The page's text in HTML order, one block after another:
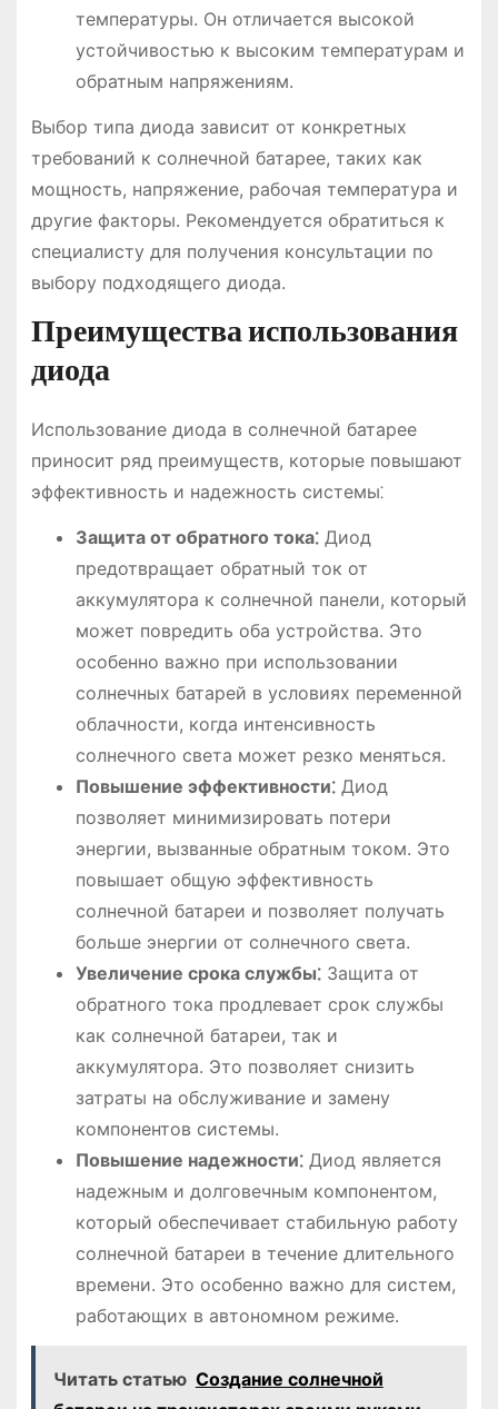
температуры. Он отличается высокой
устойчивостью к высоким температурам и
обратным напряжениям.
Выбор типа диода зависит от конкретных
требований к солнечной батарее, таких как
мощность, напряжение, рабочая температура и
другие факторы. Рекомендуется обратиться к
специалисту для получения консультации по
выбору подходящего диода.
Преимущества использования
диода
Использование диода в солнечной батарее
приносит ряд преимуществ, которые повышают
эффективность и надежность системы⁚
Защита от обратного тока⁚Диод
предотвращает обратный ток от
аккумулятора к солнечной панели, который
может повредить оба устройства. Это
особенно важно при использовании
солнечных батарей в условиях переменной
облачности, когда интенсивность
солнечного света может резко меняться.
Повышение эффективности⁚Диод
позволяет минимизировать потери
энергии, вызванные обратным током. Это
повышает общую эффективность
солнечной батареи и позволяет получать
больше энергии от солнечного света.
Увеличение срока службы⁚Защита от
обратного тока продлевает срок службы
как солнечной батареи, так и
аккумулятора. Это позволяет снизить
затраты на обслуживание и замену
компонентов системы.
Повышение надежности⁚Диод является
надежным и долговечным компонентом,
который обеспечивает стабильную работу
солнечной батареи в течение длительного
времени. Это особенно важно для систем,
работающих в автономном режиме.
Читать статью Создание солнечной